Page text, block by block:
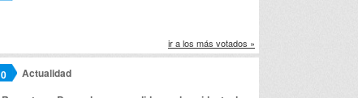
ir a los más votados »
Actualidad
0